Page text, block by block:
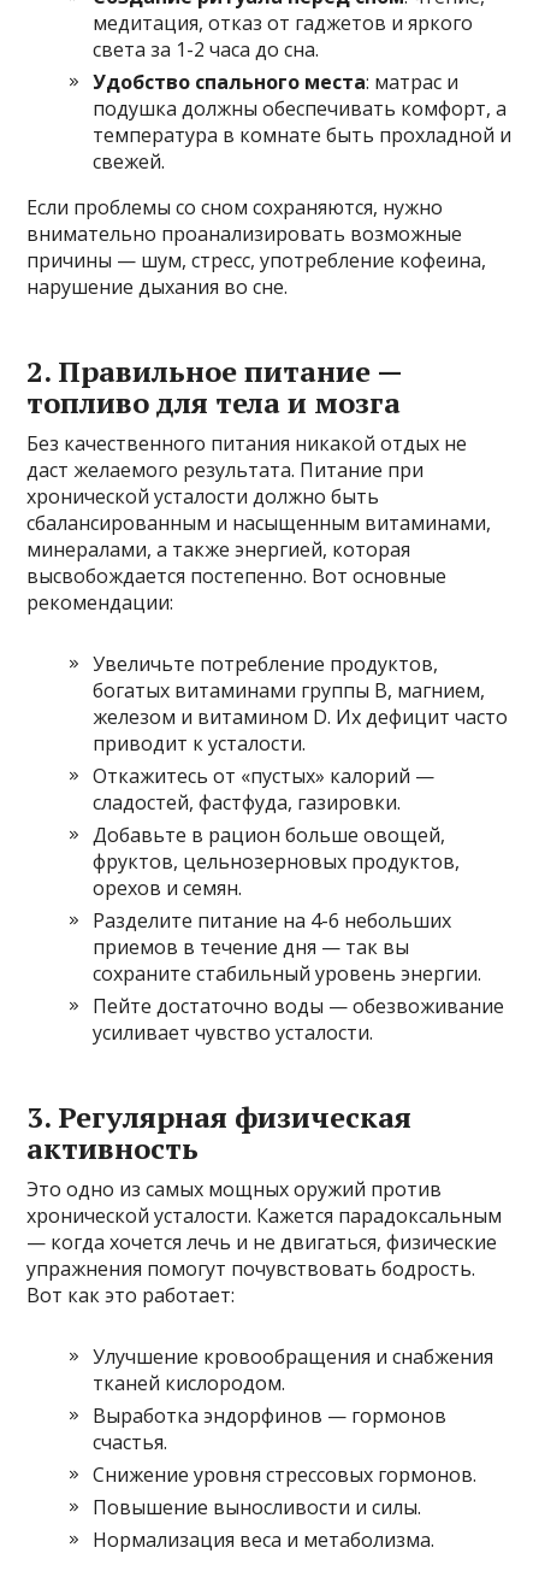
медитация, отказ от гаджетов и яркого
света за 1-2 часа до сна.
Удобство спального места: матрас и
подушка должны обеспечивать комфорт, а
температура в комнате быть прохладной и
свежей.
Если проблемы со сном сохраняются, нужно
внимательно проанализировать возможные
причины — шум, стресс, употребление кофеина,
нарушение дыхания во сне.
2. Правильное питание —
топливо для тела и мозга
Без качественного питания никакой отдых не
даст желаемого результата. Питание при
хронической усталости должно быть
сбалансированным и насыщенным витаминами,
минералами, а также энергией, которая
высвобождается постепенно. Вот основные
рекомендации:
Увеличьте потребление продуктов,
богатых витаминами группы В, магнием,
железом и витамином D. Их дефицит часто
приводит к усталости.
Откажитесь от «пустых» калорий —
сладостей, фастфуда, газировки.
Добавьте в рацион больше овощей,
фруктов, цельнозерновых продуктов,
орехов и семян.
Разделите питание на 4-6 небольших
приемов в течение дня — так вы
сохраните стабильный уровень энергии.
Пейте достаточно воды — обезвоживание
усиливает чувство усталости.
3. Регулярная физическая
активность
Это одно из самых мощных оружий против
хронической усталости. Кажется парадоксальным
— когда хочется лечь и не двигаться, физические
упражнения помогут почувствовать бодрость.
Вот как это работает:
Улучшение кровообращения и снабжения
тканей кислородом.
Выработка эндорфинов — гормонов
счастья.
Снижение уровня стрессовых гормонов.
Повышение выносливости и силы.
Нормализация веса и метаболизма.